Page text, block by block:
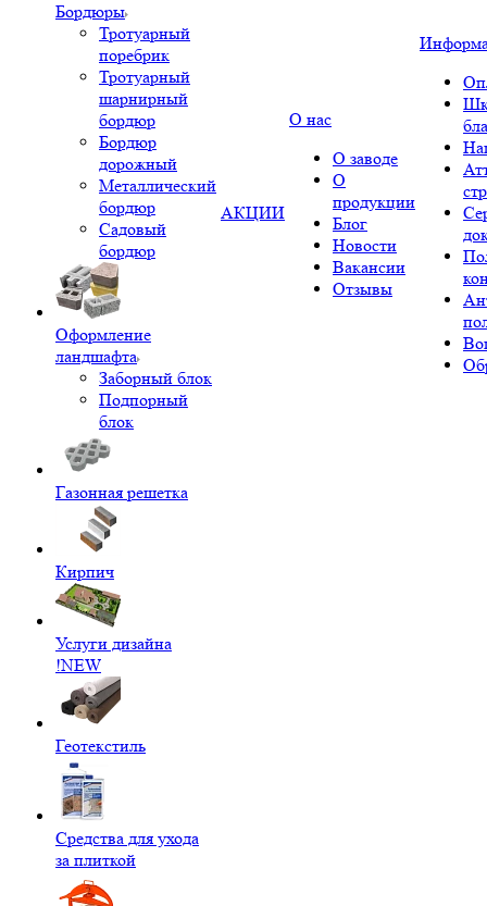
Бордюры
Тротуарный
поребрик
Тротуарный
шарнирный
бордюр
Бордюр
дорожный
Металлический
бордюр
Садовый
бордюр
Оформление
ландшафта
Заборный блок
Подпорный
блок
Газонная решетка
Кирпич
Услуги дизайна
!NEW
Геотекстиль
Средства для ухода
за плиткой
АКЦИИ
О нас
О заводе
О
продукции
Блог
Новости
Вакансии
Отзывы